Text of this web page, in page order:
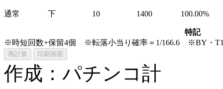
通常 下 10 1400 100.00%
特記
※時短回数+保留4個 ※転落小当り確率＝1/166.6 ※BY・
作成：パチンコ計